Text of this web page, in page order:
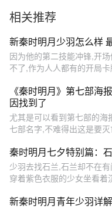
相关推荐
新秦时明月少羽怎么样
因为他的第二技能冲锋,开
不了,作为人人都有的开局
《秦时明月》第七部海
因找到了
尤其是可以看到第七部的
七部名字,不难得出这是要
秦时明月七夕特别篇：
少羽去找石兰,石兰却不在
穿着紫色衣服的少女坐看着
新秦时明月青年少羽详